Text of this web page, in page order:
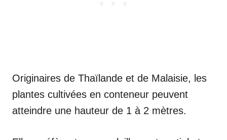
Originaires de Thaïlande et de Malaisie, les
plantes cultivées en conteneur peuvent
atteindre une hauteur de 1 à 2 mètres.